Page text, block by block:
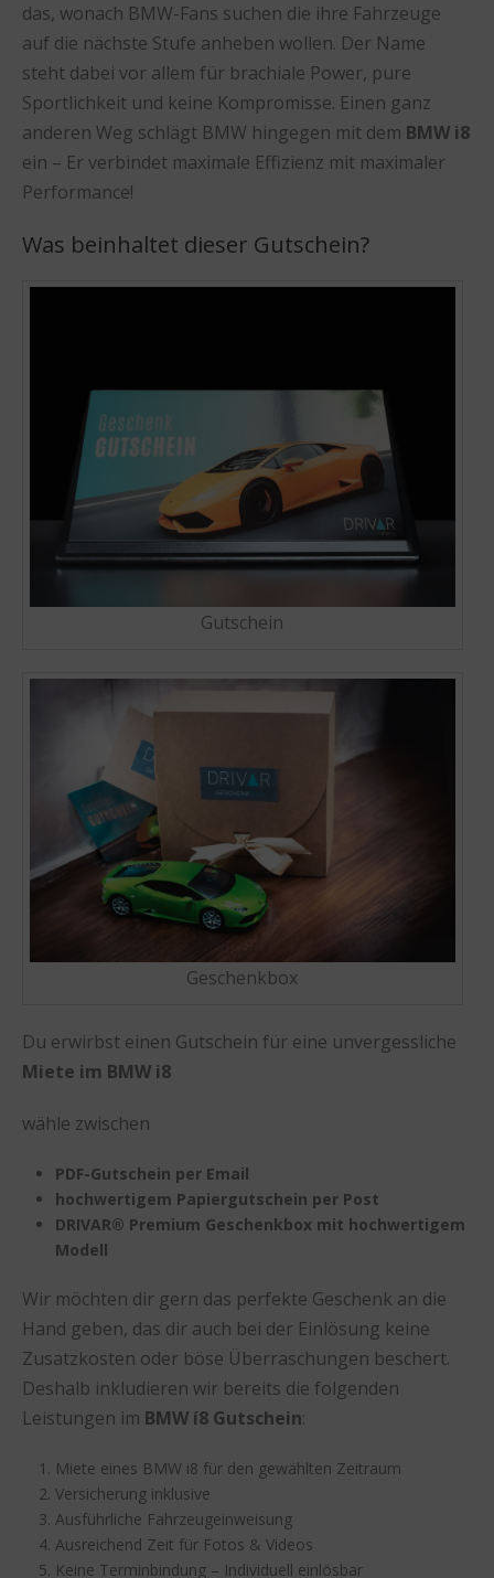
das, wonach BMW-Fans suchen die ihre Fahrzeuge
auf die nächste Stufe anheben wollen. Der Name
steht dabei vor allem für brachiale Power, pure
Sportlichkeit und keine Kompromisse. Einen ganz
anderen Weg schlägt BMW hingegen mit dem BMW i8
ein – Er verbindet maximale Effizienz mit maximaler
Performance!
Was beinhaltet dieser Gutschein?
Gutschein
Geschenkbox
Du erwirbst einen Gutschein für eine unvergessliche
Miete im BMW i8
wähle zwischen
PDF-Gutschein per Email
hochwertigem Papiergutschein per Post
DRIVAR® Premium Geschenkbox mit hochwertigem
Modell
Wir möchten dir gern das perfekte Geschenk an die
Hand geben, das dir auch bei der Einlösung keine
Zusatzkosten oder böse Überraschungen beschert.
Deshalb inkludieren wir bereits die folgenden
Leistungen im BMW í8 Gutschein:
Miete eines BMW i8 für den gewählten Zeitraum
Versicherung inklusive
Ausführliche Fahrzeugeinweisung
Ausreichend Zeit für Fotos & Videos
Keine Terminbindung – Individuell einlösbar